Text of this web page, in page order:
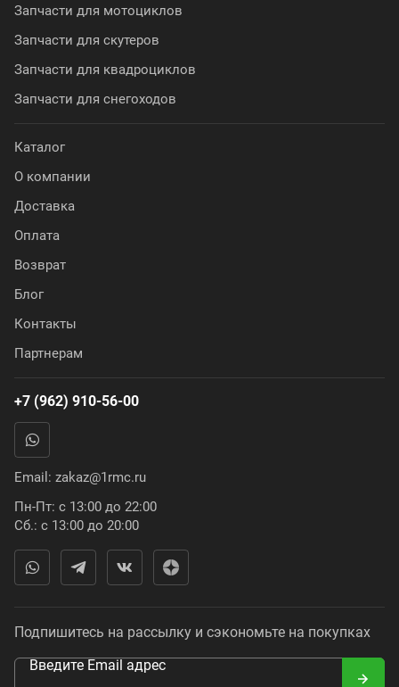
Запчасти для мотоциклов
Запчасти для скутеров
Запчасти для квадроциклов
Запчасти для снегоходов
Каталог
О компании
Доставка
Оплата
Возврат
Блог
Контакты
Партнерам
+7 (962) 910-56-00
Email: zakaz@1rmc.ru
Пн-Пт: с 13:00 до 22:00
Сб.: с 13:00 до 20:00
Подпишитесь на рассылку и сэкономьте на покупках
Введите Email адрес